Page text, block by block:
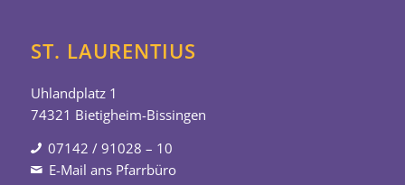
ST. LAURENTIUS
Uhlandplatz 1
74321 Bietigheim-Bissingen
07142 / 91028 – 10
E-Mail ans Pfarrbüro